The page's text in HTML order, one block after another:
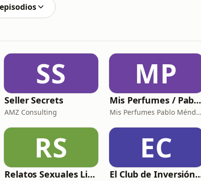
SS
Seller Secrets
AMZ Consulting
MP
Mis Perfumes / Pablo Méndez
Mis Perfumes Pablo Méndez
RS
Relatos Sexuales Liberales
EC
El Club de